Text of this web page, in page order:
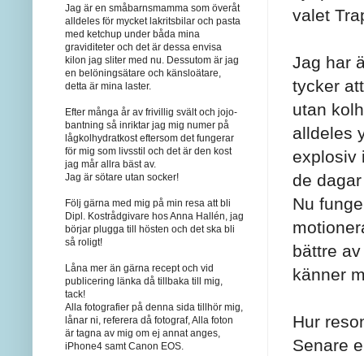
valet
Jag har
tycker
utan
alldeles
explosiv
de
Nu
bättre
känner
Hur
Senare
Jag är en småbarnsmamma som överåt
alldeles för mycket lakritsbilar och pasta
med ketchup under båda mina
graviditeter och det är dessa envisa
kilon jag sliter med nu. Dessutom är jag
en belöningsätare och känsloätare,
detta är mina laster.
Efter många år av frivillig svält och jojo-
bantning så inriktar jag mig numer på
lågkolhydratkost eftersom det fungerar
för mig som livsstil och det är den kost
jag mår allra bäst av.
Jag är sötare utan socker!
Följ gärna med mig på min resa att bli
Dipl. Kostrådgivare hos Anna Hallén, jag
börjar plugga till hösten och det ska bli
så roligt!
Låna mer än gärna recept och vid
publicering länka då tillbaka till mig,
tack!
Alla fotografier på denna sida tillhör mig,
lånar ni, referera då fotograf, Alla foton
är tagna av mig om ej annat anges,
iPhone4 samt Canon EOS.